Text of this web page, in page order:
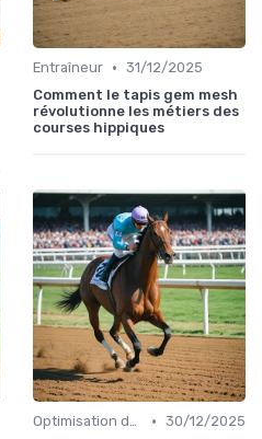
Entraîneur • 31/12/2025
Comment le tapis gem mesh
révolutionne les métiers des
courses hippiques
Optimisation des performances • 30/12/2025